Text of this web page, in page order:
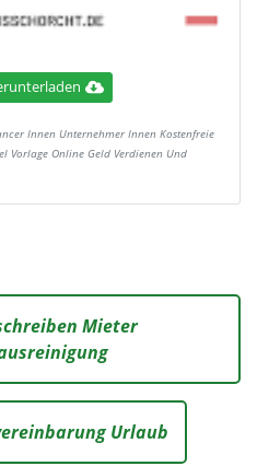
Innen Unternehmer Innen Kostenfreie
Vorlage Online Geld Verdienen Und
Mieter
Urlaub